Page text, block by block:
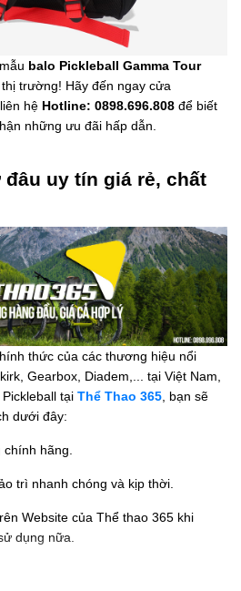
balo Pickleball Gamma Tour
trường! Hãy đến ngay cửa
hệ Hotline: 0898.696.808 để biết
những ưu đãi hấp dẫn.
uy tín giá rẻ, chất
thức của các thương hiệu nổi
Gearbox, Diadem,... tại Việt Nam,
tại Thể Thao 365 , bạn sẽ
dưới đây:
hãng.
trì nhanh chóng và kịp thời.
Website của Thể thao 365 khi
dụng nữa.